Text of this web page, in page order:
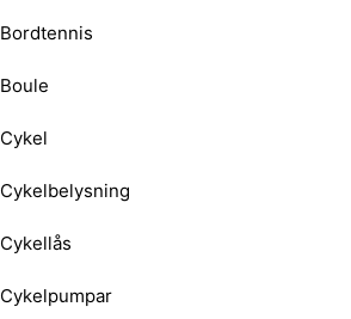
Bordtennis
Boule
Cykel
Cykelbelysning
Cykellås
Cykelpumpar